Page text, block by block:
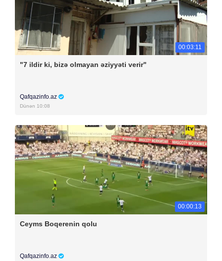
00:03:11
"7 ildir ki, bizə olmayan əziyyəti verir"
Qafqazinfo.az
Dünən 10:08
00:00:13
Ceyms Boqerenin qolu
Qafqazinfo.az